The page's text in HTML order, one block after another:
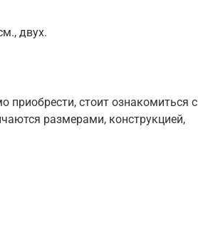
двух.
приобрести, стоит ознакомиться с
размерами, конструкцией,